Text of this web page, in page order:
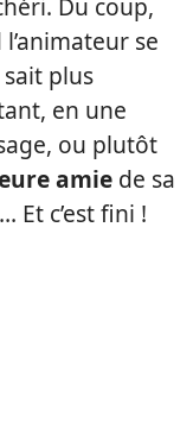
Du coup,
se
plus
en une
ou plutôt
amie de sa
c’est fini !